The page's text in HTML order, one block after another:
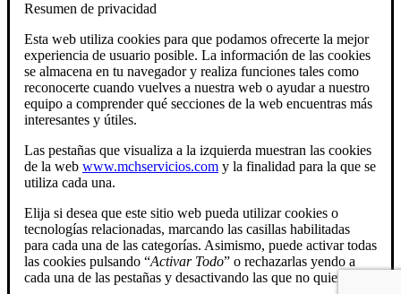
Resumen de privacidad
Esta web utiliza cookies para que podamos ofrecerte la mejor
experiencia de usuario posible. La información de las cookies
se almacena en tu navegador y realiza funciones tales como
reconocerte cuando vuelves a nuestra web o ayudar a nuestro
equipo a comprender qué secciones de la web encuentras más
interesantes y útiles.
Las pestañas que visualiza a la izquierda muestran las cookies
de la web www.mchservicios.com y la finalidad para la que se
utiliza cada una.
Elija si desea que este sitio web pueda utilizar cookies o
tecnologías relacionadas, marcando las casillas habilitadas
para cada una de las categorías. Asimismo, puede activar todas
las cookies pulsando “Activar Todo” o rechazarlas yendo a
cada una de las pestañas y desactivando las que no quiera.